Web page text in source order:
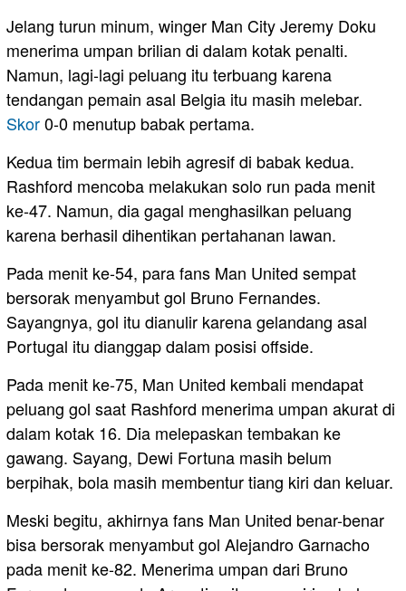
Jelang turun minum, winger Man City Jeremy Doku
menerima umpan brilian di dalam kotak penalti.
Namun, lagi-lagi peluang itu terbuang karena
tendangan pemain asal Belgia itu masih melebar.
Skor0-0 menutup babak pertama.
Kedua tim bermain lebih agresif di babak kedua.
Rashford mencoba melakukan solo run pada menit
ke-47. Namun, dia gagal menghasilkan peluang
karena berhasil dihentikan pertahanan lawan.
Pada menit ke-54, para fans Man United sempat
bersorak menyambut gol Bruno Fernandes.
Sayangnya, gol itu dianulir karena gelandang asal
Portugal itu dianggap dalam posisi offside.
Pada menit ke-75, Man United kembali mendapat
peluang gol saat Rashford menerima umpan akurat di
dalam kotak 16. Dia melepaskan tembakan ke
gawang. Sayang, Dewi Fortuna masih belum
berpihak, bola masih membentur tiang kiri dan keluar.
Meski begitu, akhirnya fans Man United benar-benar
bisa bersorak menyambut gol Alejandro Garnacho
pada menit ke-82. Menerima umpan dari Bruno